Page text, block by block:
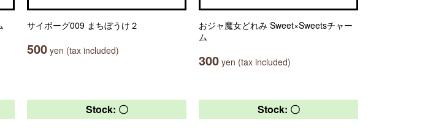
サイボーグ009 まちぼうけ２
500 yen (tax included)
おジャ魔女どれみ Sweet×Sweetsチャー
ム
300 yen (tax included)
Stock: 〇 Stock: 〇